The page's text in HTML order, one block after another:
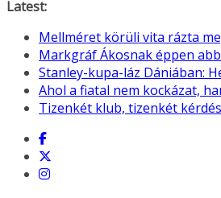
to
Latest:
Mellméret körüli vita rázta
Markgráf Ákosnak éppen
Stanley-kupa-láz Dániában:
Ahol a fiatal nem kockázat,
Tizenkét klub, tizenkét